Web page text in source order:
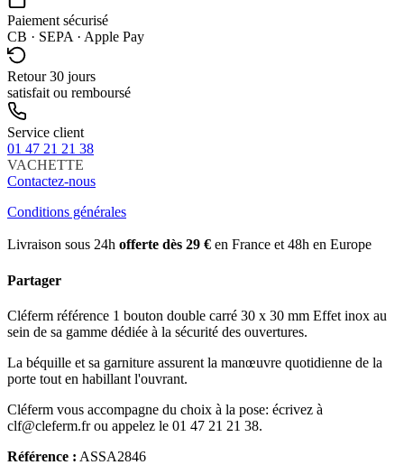
Paiement sécurisé
CB · SEPA · Apple Pay
Retour 30 jours
satisfait ou remboursé
Service client
01 47 21 21 38
VACHETTE
Contactez-nous
Conditions générales
Livraison sous 24h offerte dès 29 € en France et 48h en Europe
Partager
Cléferm référence 1 bouton double carré 30 x 30 mm Effet inox au
sein de sa gamme dédiée à la sécurité des ouvertures.
La béquille et sa garniture assurent la manœuvre quotidienne de la
porte tout en habillant l'ouvrant.
Cléferm vous accompagne du choix à la pose: écrivez à
clf@cleferm.fr ou appelez le 01 47 21 21 38.
Référence : ASSA2846